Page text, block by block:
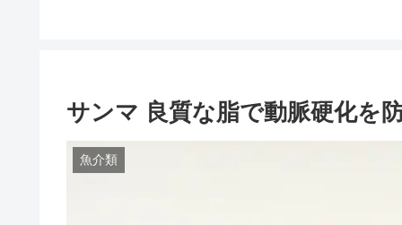
サンマ 良質な脂で動脈硬化を
魚介類